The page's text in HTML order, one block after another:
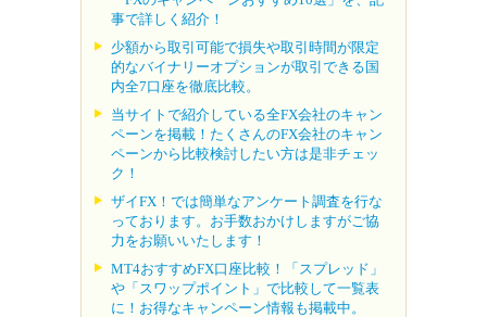
事で詳しく紹介！
少額から取引可能で損失や取引時間が限定
的なバイナリーオプションが取引できる国
内全7口座を徹底比較。
当サイトで紹介している全FX会社のキャン
ペーンを掲載！たくさんのFX会社のキャン
ペーンから比較検討したい方は是非チェッ
ク！
ザイFX！では簡単なアンケート調査を行な
っております。お手数おかけしますがご協
力をお願いいたします！
MT4おすすめFX口座比較！「スプレッド」
や「スワップポイント」で比較して一覧表
に！お得なキャンペーン情報も掲載中。